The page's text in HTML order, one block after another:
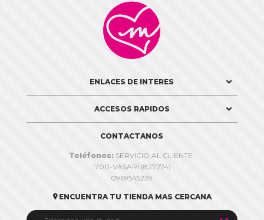

ENLACES DE INTERES
ACCESOS RAPIDOS
CONTACTANOS
Teléfonos: SERVICIO AL CLIENTE:
1700-VASARI (827274)
0969545239
 ENCUENTRA TU TIENDA MAS CERCANA